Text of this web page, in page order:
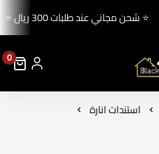
⭐ شحن مجاني عند طلبات 300 ريال ⭐
بلاك لايت للإنارة والكهرباء
0
استندات انارة